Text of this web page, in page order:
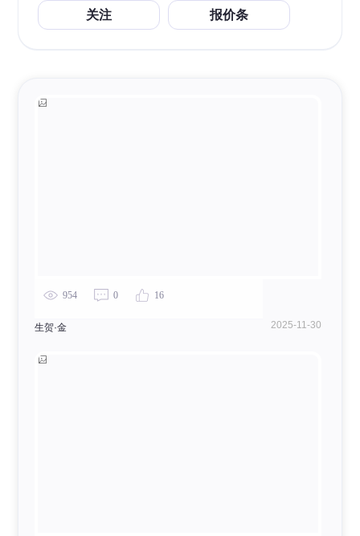
关注 报价条
954 0 16
生贺·金 2025-11-30